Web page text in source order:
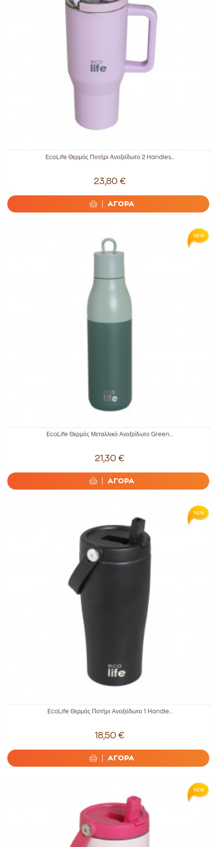
EcoLife Θερμός Ποτήρι Ανοξείδωτο 2 Handles...
23,80 €
ΑΓΟΡΑ
EcoLife Θερμός Μεταλλικό Ανοξείδωτο Green...
21,30 €
ΑΓΟΡΑ
EcoLife Θερμός Ποτήρι Ανοξείδωτο 1 Handle...
18,50 €
ΑΓΟΡΑ